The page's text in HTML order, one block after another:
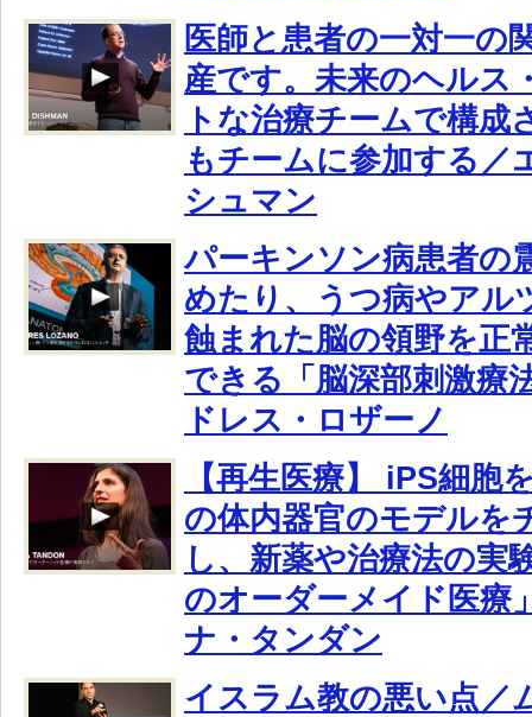
医師と患者の一対一の
産です。未来のヘルス
トな治療チームで構成
もチームに参加する／
シュマン
パーキンソン病患者の
めたり、うつ病やアル
蝕まれた脳の領野を正
できる「脳深部刺激療
ドレス・ロザーノ
【再生医療】 iPS細胞
の体内器官のモデルを
し、新薬や治療法の実
のオーダーメイド医療
ナ・タンダン
イスラム教の悪い点／